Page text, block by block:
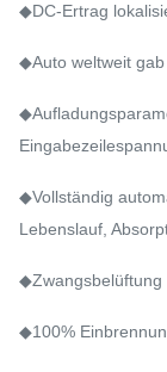
◆DC-Ertrag
◆Auto weltweit gab
◆Vollständig
Lebenslauf,
◆Zwangsbelüftung
◆100%